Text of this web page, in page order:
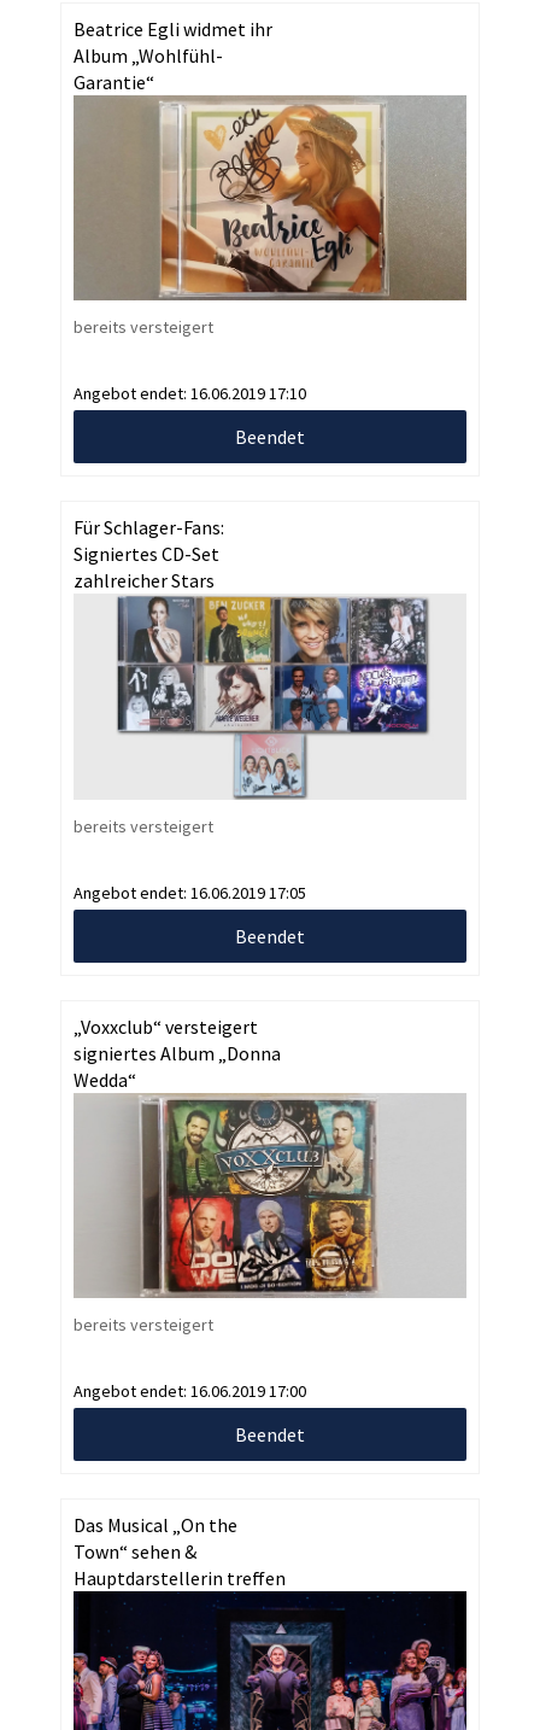
Beatrice Egli widmet ihr
Album „Wohlfühl-
Garantie“
bereits versteigert
Angebot endet: 16.06.2019 17:10
Beendet
Für Schlager-Fans:
Signiertes CD-Set
zahlreicher Stars
bereits versteigert
Angebot endet: 16.06.2019 17:05
Beendet
„Voxxclub“ versteigert
signiertes Album „Donna
Wedda“
bereits versteigert
Angebot endet: 16.06.2019 17:00
Beendet
Das Musical „On the
Town“ sehen &
Hauptdarstellerin treffen